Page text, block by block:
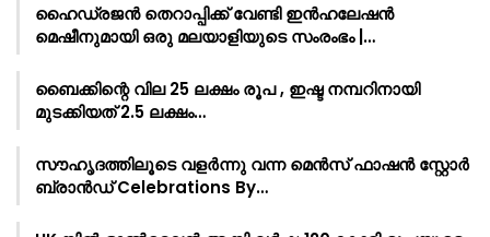
ഹൈഡ്രജൻ തെറാപ്പിക്ക് വേണ്ടി ഇൻഹലേഷൻ
മെഷീനുമായി ഒരു മലയാളിയുടെ സംരംഭം |…
ബൈക്കിന്റെ വില 25 ലക്ഷം രൂപ , ഇഷ്ട നമ്പറിനായി
മുടക്കിയത് 2.5 ലക്ഷം…
സൗഹൃദത്തിലൂടെ വളർന്നു വന്ന മെൻസ് ഫാഷൻ സ്റ്റോർ
ബ്രാൻഡ് Celebrations By…